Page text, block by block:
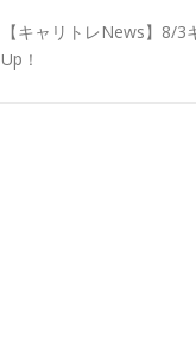
【キャリトレNews】8/
Up！